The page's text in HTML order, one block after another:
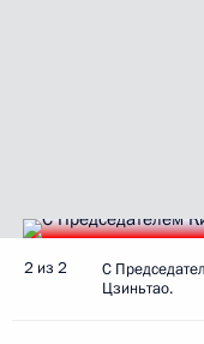
2 из 2
С
Цзиньтао.